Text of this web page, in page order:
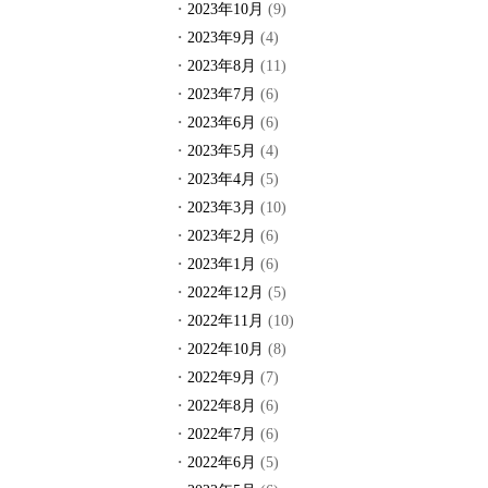
2023年10月 (9)
2023年9月 (4)
2023年8月 (11)
2023年7月 (6)
2023年6月 (6)
2023年5月 (4)
2023年4月 (5)
2023年3月 (10)
2023年2月 (6)
2023年1月 (6)
2022年12月 (5)
2022年11月 (10)
2022年10月 (8)
2022年9月 (7)
2022年8月 (6)
2022年7月 (6)
2022年6月 (5)